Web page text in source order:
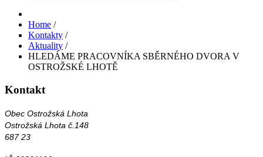
Home /
Kontakty /
Aktuality /
HLEDÁME PRACOVNÍKA SBĚRNÉHO DVORA V
OSTROŽSKÉ LHOTĚ
Kontakt
Obec Ostrožská Lhota
Ostrožská Lhota č.148
687 23